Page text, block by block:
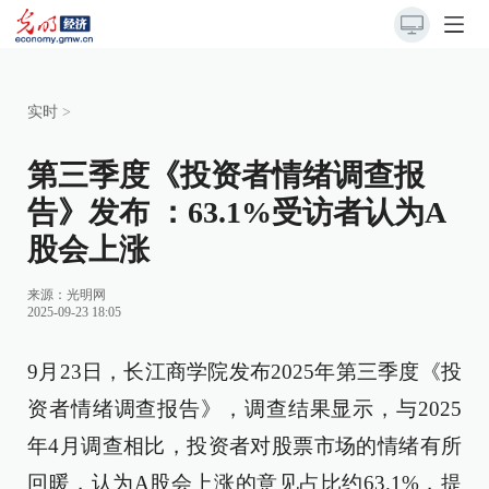
实时 >
第三季度《投资者情绪调查报
告》发布 ：63.1%受访者认为A
股会上涨
来源： 光明网
2025-09-23 18:05
9月23日，长江商学院发布2025年第三季度《投
资者情绪调查报告》，调查结果显示，与2025
年4月调查相比，投资者对股票市场的情绪有所
回暖，认为A股会上涨的意见占比约63.1%，提